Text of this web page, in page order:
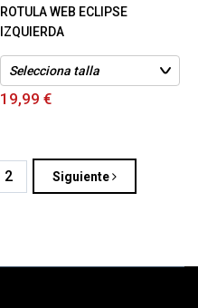
ROTULA WEB ECLIPSE
IZQUIERDA
19,99 €
2 Siguiente